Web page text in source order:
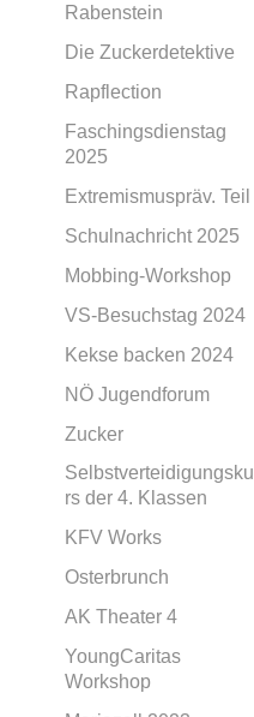
Rabenstein
Die Zuckerdetektive
Rapflection
Faschingsdienstag
2025
Extremismuspräv. Teil
Schulnachricht 2025
Mobbing-Workshop
VS-Besuchstag 2024
Kekse backen 2024
NÖ Jugendforum
Zucker
Selbstverteidigungsku
rs der 4. Klassen
KFV Works
Osterbrunch
AK Theater 4
YoungCaritas
Workshop